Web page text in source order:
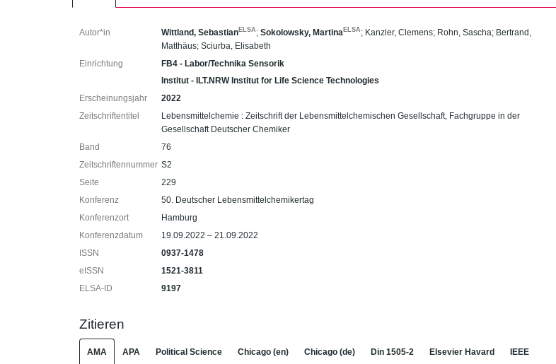
Autor*in Wittland, SebastianELSA ;Sokolowsky, MartinaELSA ; Kanzler, Clemens; Rohn, Sascha; Bertrand,
Matthäus;Sciurba, Elisabeth
Einrichtung
FB4 - Labor/Technika Sensorik
Institut - ILT.NRW Institut for Life Science Technologies
Erscheinungsjahr
2022
Zeitschriftentitel
Lebensmittelchemie : Zeitschrift der Lebensmittelchemischen Gesellschaft, Fachgruppe in der
Gesellschaft Deutscher Chemiker
Band
76
Zeitschriftennummer S2
Seite
229
Konferenz
50. Deutscher Lebensmittelchemikertag
Konferenzort
Hamburg
Konferenzdatum
19.09.2022 – 21.09.2022
ISSN
0937-1478
eISSN
1521-3811
ELSA-ID
9197
Zitieren
AMA APA Political Science Chicago (en) Chicago (de) Din 1505-2 Elsevier Havard IEEE